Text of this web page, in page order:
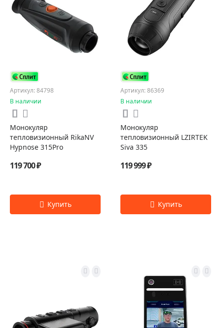
Артикул: 84798
В наличии
Монокуляр
тепловизионный RikaNV
Hypnose 315Pro
119 700 ₽
Артикул: 86369
В наличии
Монокуляр
тепловизионный LZIRTEK
Siva 335
119 999 ₽